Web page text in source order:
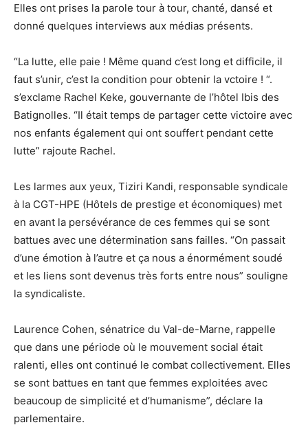
Elles ont prises la parole tour à tour, chanté, dansé et
donné quelques interviews aux médias présents.
“La lutte, elle paie ! Même quand c’est long et difficile, il
faut s’unir, c’est la condition pour obtenir la vctoire ! “.
s’exclame Rachel Keke, gouvernante de l’hôtel Ibis des
Batignolles. “Il était temps de partager cette victoire avec
nos enfants également qui ont souffert pendant cette
lutte” rajoute Rachel.
Les larmes aux yeux, Tiziri Kandi, responsable syndicale
à la CGT-HPE (Hôtels de prestige et économiques) met
en avant la persévérance de ces femmes qui se sont
battues avec une détermination sans failles. “On passait
d’une émotion à l’autre et ça nous a énormément soudé
et les liens sont devenus très forts entre nous” souligne
la syndicaliste.
Laurence Cohen, sénatrice du Val-de-Marne, rappelle
que dans une période où le mouvement social était
ralenti, elles ont continué le combat collectivement. Elles
se sont battues en tant que femmes exploitées avec
beaucoup de simplicité et d’humanisme”, déclare la
parlementaire.